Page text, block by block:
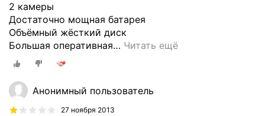
2 камеры
Достаточно мощная батарея
Объёмный жёсткий диск
Большая оперативная… Читать ещё
Анонимный пользователь
27 ноября 2013